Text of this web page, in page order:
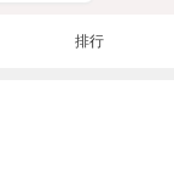
排行